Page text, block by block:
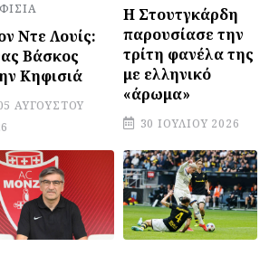
Ντε Λουίς:
Βάσκος
Κηφισιά
ΑΥΓΟΎΣΤΟΥ
Η Στουτγκάρδη
παρουσίασε την
τρίτη φανέλα της
με ελληνικό
«άρωμα»
30 ΙΟΥΛΊΟΥ 2026